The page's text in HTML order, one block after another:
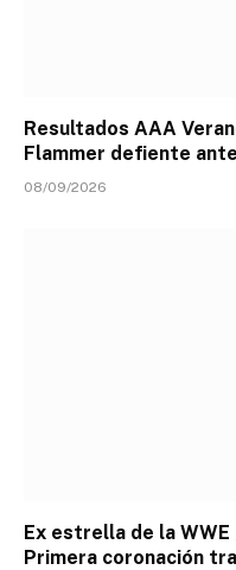
Resultados AAA
Flammer defiente
08/09/2026
Ex estrella de la
Primera coronación